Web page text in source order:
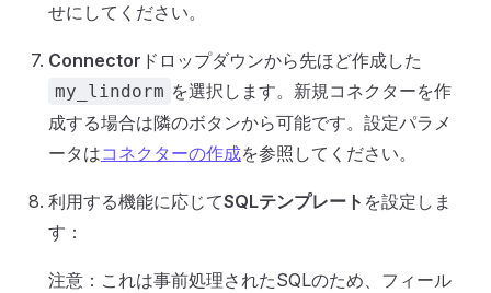
せにしてください。
Connector ドロップダウンから先ほど作成した
my_lindorm を選択します。新規コネクターを作
成する場合は隣のボタンから可能です。設定パラメ
ータはコネクターの作成を参照してください。
利用する機能に応じてSQLテンプレート を設定しま
す：
注意：これは事前処理されたSQLのため、フィール